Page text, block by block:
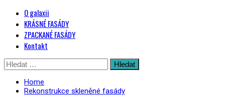
PrimaryO galaxii
KRÁSNÉ FASÁDY
ZPACKANÉ FASÁDY
Kontakt
Skip
to
content
Vyhledávání
Home
Rekonstrukce skleněné fasády